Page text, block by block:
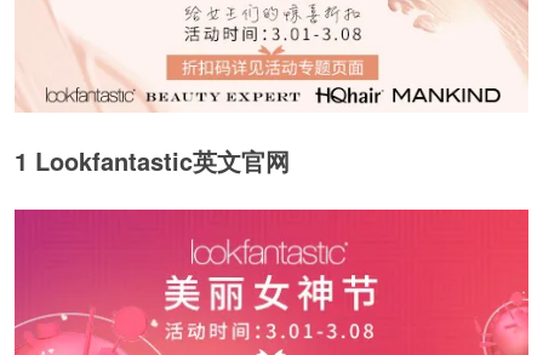
1 Lookfantastic英文官网